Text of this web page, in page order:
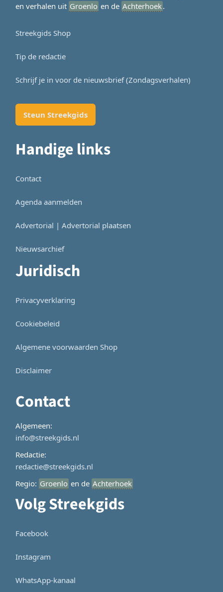
en verhalen uit Groenlo en de Achterhoek.
Streekgids Shop
Tip de redactie
Schrijf je in voor de nieuwsbrief (Zondagsverhalen)
Steun Streekgids
Handige links
Contact
Agenda aanmelden
Advertorial | Advertorial plaatsen
Nieuwsarchief
Juridisch
Privacyverklaring
Cookiebeleid
Algemene voorwaarden Shop
Disclaimer
Contact
Algemeen:
info@streekgids.nl
Redactie:
redactie@streekgids.nl
Regio: Groenlo en de Achterhoek
Volg Streekgids
Facebook
Instagram
WhatsApp-kanaal